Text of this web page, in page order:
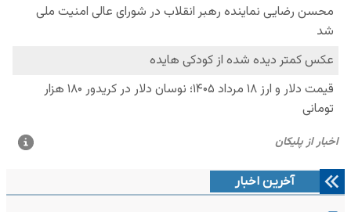
آخرین اخبار